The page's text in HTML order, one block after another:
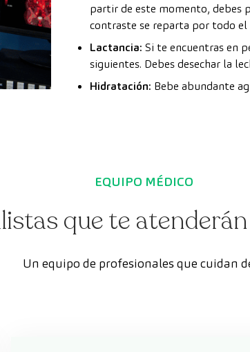
partir de este momento, debes
contraste se reparta por todo
Lactancia: Si te encuentras en
siguientes. Debes desechar la
Hidratación: Bebe abundante
EQUIPO MÉDICO
que te
Un equipo de profesionales que cuidan